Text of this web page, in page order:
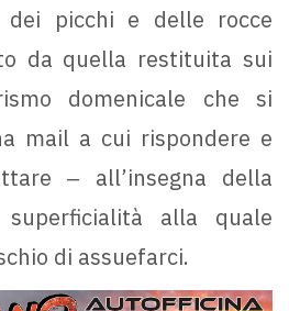
dei picchi e delle rocce
da quella restituita sui
domenicale che si
mail a cui rispondere e
‒ all’insegna della
alla quale
di assuefarci.